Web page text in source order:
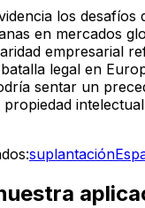
los desafíos
en mercados
empresarial
legal en
sentar un
suplantación